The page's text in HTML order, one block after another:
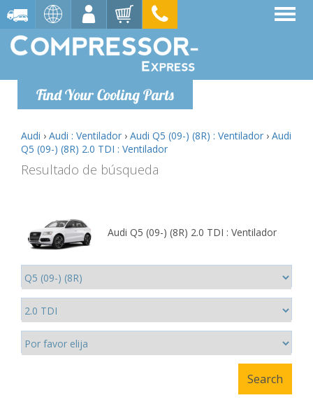
Find Your Cooling Parts
Audi › Audi : Ventilador › Audi Q5 (09-) (8R) : Ventilador › Audi
Q5 (09-) (8R) 2.0 TDI : Ventilador
Resultado de búsqueda
Audi Q5 (09-) (8R) 2.0 TDI : Ventilador